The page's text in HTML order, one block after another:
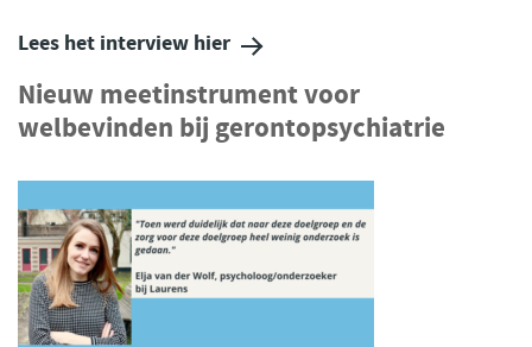
Lees het interview hier
Nieuw meetinstrument voor
welbevinden bij gerontopsychiatrie